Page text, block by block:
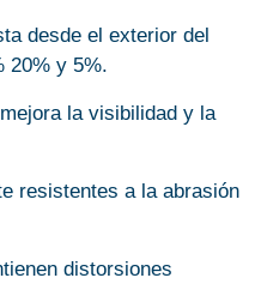
desde el exterior del
20% y 5%.
la visibilidad y la
resistentes a la abrasión
distorsiones